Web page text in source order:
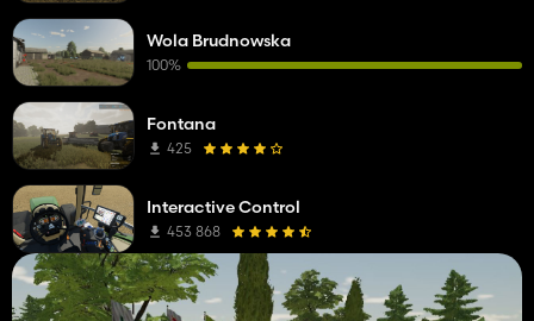
Wola Brudnowska
100%
Fontana
425
Interactive Control
453 868